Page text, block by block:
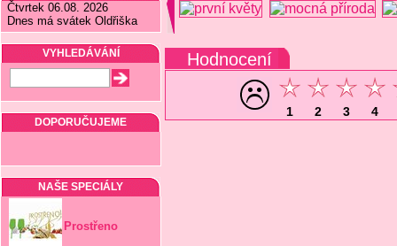
Čtvrtek 06.08. 2026
Dnes má svátek Oldřiška
VYHLEDÁVÁNÍ
DOPORUČUJEME
NAŠE SPECIÁLY
Prostřeno
Hodnocení
1 2 3 4